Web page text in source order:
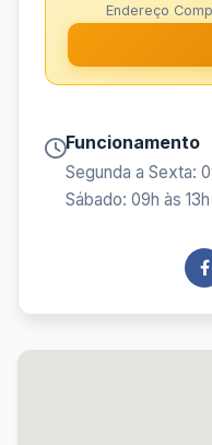
Endereço
Funcionamento
Segunda a Sexta:
Sábado: 09h às 13h